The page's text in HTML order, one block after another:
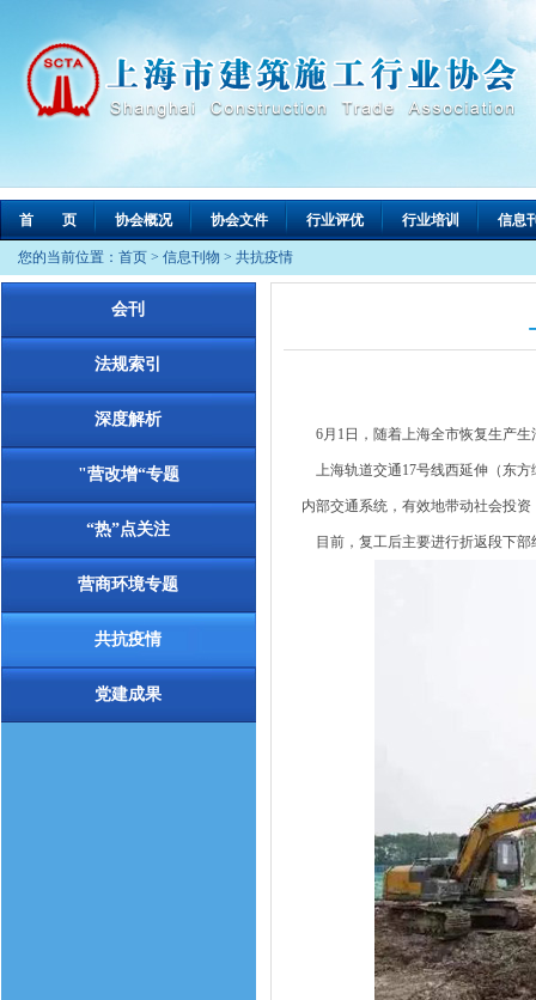
首 页 协会概况 协会文件 行业评优 行业培训 信息
您的当前位置： 首页 > 信息刊物 > 共抗疫情
会刊
法规索引
深度解析
"营改增“专题
“热”点关注
营商环境专题
共抗疫情
党建成果
6月1日，随着上海全市恢复生产生
上海轨道交通17号线西延伸（东方
内部交通系统，有效地带动社会投
目前，复工后主要进行折返段下部